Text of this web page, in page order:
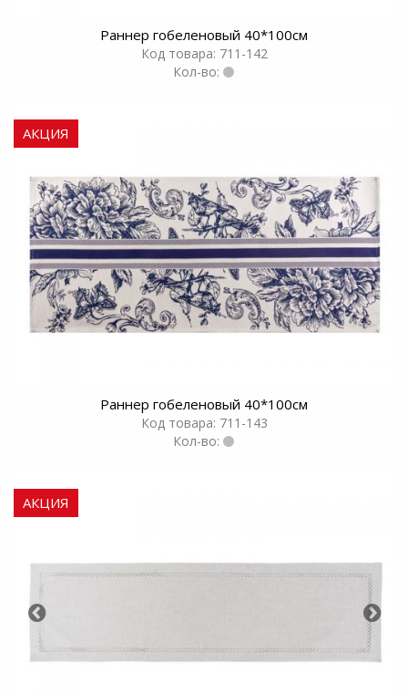
Раннер гобеленовый 40*100см
Код товара: 711-142
Кол-во:
АКЦИЯ
Раннер гобеленовый 40*100см
Код товара: 711-143
Кол-во:
АКЦИЯ